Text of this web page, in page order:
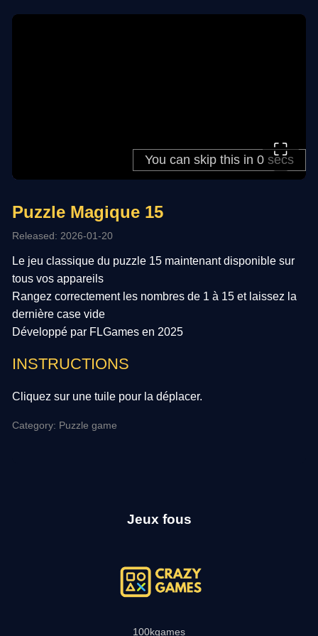
⛶
Puzzle Magique 15
Released: 2026-01-20
Le jeu classique du puzzle 15 maintenant disponible sur
tous vos appareils
Rangez correctement les nombres de 1 à 15 et laissez la
dernière case vide
Développé par FLGames en 2025
INSTRUCTIONS
Cliquez sur une tuile pour la déplacer.
Category: Puzzle game
Jeux fous
100kgames